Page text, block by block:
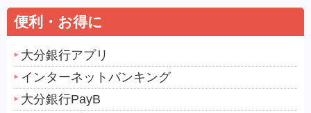
便利・お得に
大分銀行アプリ
インターネットバンキング
大分銀行PayB